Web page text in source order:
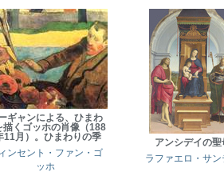
ギャンによる、ひまわ
描くゴッホの肖像（188
11月）。ひまわりの季
ンセント・ファン・ゴ
ッホ
アンシデイの聖
ラファエロ・サン